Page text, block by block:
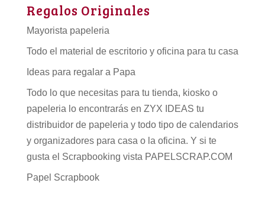
Regalos Originales
Mayorista papeleria
Todo el material de escritorio y oficina para tu casa
Ideas para regalar a Papa
Todo lo que necesitas para tu tienda, kiosko o
papeleria lo encontrarás en ZYX IDEAS tu
distribuidor de papeleria y todo tipo de calendarios
y organizadores para casa o la oficina. Y si te
gusta el Scrapbooking vista PAPELSCRAP.COM
Papel Scrapbook